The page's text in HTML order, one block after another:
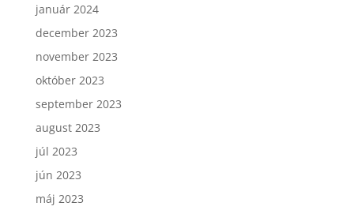
január 2024
december 2023
november 2023
október 2023
september 2023
august 2023
júl 2023
jún 2023
máj 2023